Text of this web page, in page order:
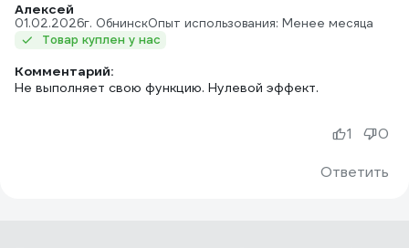
Алексей
01.02.2026г. ОбнинскОпыт использования: Менее месяца
Товар куплен у нас
Комментарий:
Не выполняет свою функцию. Нулевой эффект.
Ответить
1 0